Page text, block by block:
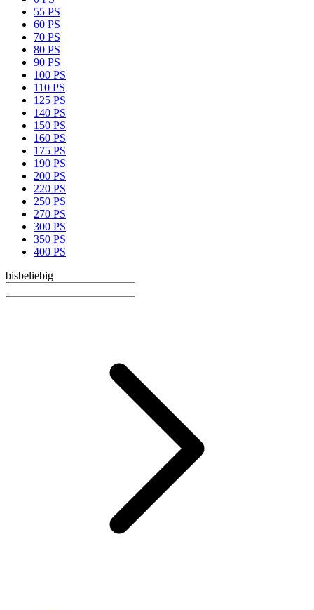
55 PS
60 PS
70 PS
80 PS
90 PS
100 PS
110 PS
125 PS
140 PS
150 PS
160 PS
175 PS
190 PS
200 PS
220 PS
250 PS
270 PS
300 PS
350 PS
400 PS
bisbeliebig